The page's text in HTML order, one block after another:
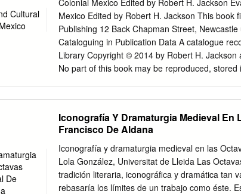
las causas y el sentido, lleguemos a
subtítulo– del encabezamiento; y, ya de paso,
encontrando, paso a paso, mejor dicho,
disposición tripartita, alude al qué , cómo y
deletreo, apegado al consabido in claris non fit
Colonial Mexico Edited by Robert H. Jackson
Mexico Edited by Robert H. Jackson This book
Publishing 12 Back Chapman Street,
Cataloguing in Publication Data A catalogue
Library Copyright © 2014 by Robert H.
No part of this book may be reproduced,
vii Maps
Rosary Mural at Tetela del Volcán (Morelos):
Dominican Critique of the Franciscans, and
Robert H. Jackson Chapter Two
Iconografía Y Dramaturgia Medieval En
Francisco De Aldana
Iconografía y dramaturgia medieval en las
Lola González, Universitat de Lleida Las
tradición literaria, iconográfica y dramática tan
rebasaría los límites de un trabajo como éste.